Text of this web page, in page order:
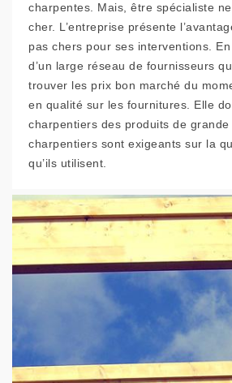
charpentes. Mais, être spécialiste
cher. L’entreprise présente
pas chers pour ses interventions.
d’un large réseau de fournisseurs
trouver les prix bon marché du
en qualité sur les fournitures. Elle
charpentiers des produits de
charpentiers sont exigeants sur la
qu’ils utilisent.